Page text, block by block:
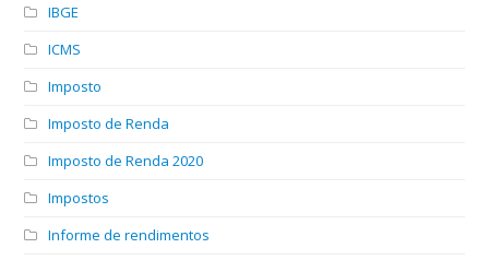
IBGE
ICMS
Imposto
Imposto de Renda
Imposto de Renda 2020
Impostos
Informe de rendimentos